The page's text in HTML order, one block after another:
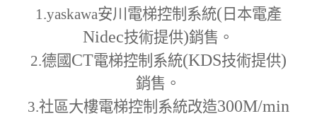
1.yaskawa安川電梯控制系統( 日本電產
Nidec技術提供)銷售。
2.德國 CT電梯控制系統(KDS技術提供)
銷售。
3.社區大樓電梯控制系統改造300M/min